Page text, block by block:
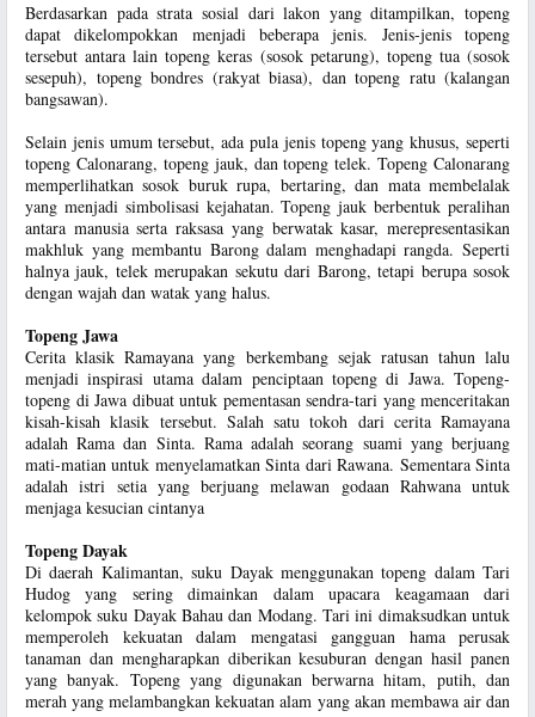
Berdasarkan pada strata sosial dari lakon yang ditampilkan, topeng
dapat dikelompokkan menjadi beberapa jenis. Jenis-jenis topeng
tersebut antara lain topeng keras (sosok petarung), topeng tua (sosok
sesepuh), topeng bondres (rakyat biasa), dan topeng ratu (kalangan
bangsawan).
Selain jenis umum tersebut, ada pula jenis topeng yang khusus, seperti
topeng Calonarang, topeng jauk, dan topeng telek. Topeng Calonarang
memperlihatkan sosok buruk rupa, bertaring, dan mata membelalak
yang menjadi simbolisasi kejahatan. Topeng jauk berbentuk peralihan
antara manusia serta raksasa yang berwatak kasar, merepresentasikan
makhluk yang membantu Barong dalam menghadapi rangda. Seperti
halnya jauk, telek merupakan sekutu dari Barong, tetapi berupa sosok
dengan wajah dan watak yang halus.
Topeng Jawa
Cerita klasik Ramayana yang berkembang sejak ratusan tahun lalu
menjadi inspirasi utama dalam penciptaan topeng di Jawa. Topeng-
topeng di Jawa dibuat untuk pementasan sendra-tari yang menceritakan
kisah-kisah klasik tersebut. Salah satu tokoh dari cerita Ramayana
adalah Rama dan Sinta. Rama adalah seorang suami yang berjuang
mati-matian untuk menyelamatkan Sinta dari Rawana. Sementara Sinta
adalah istri setia yang berjuang melawan godaan Rahwana untuk
menjaga kesucian cintanya
Topeng Dayak
Di daerah Kalimantan, suku Dayak menggunakan topeng dalam Tari
Hudog yang sering dimainkan dalam upacara keagamaan dari
kelompok suku Dayak Bahau dan Modang. Tari ini dimaksudkan untuk
memperoleh kekuatan dalam mengatasi gangguan hama perusak
tanaman dan mengharapkan diberikan kesuburan dengan hasil panen
yang banyak. Topeng yang digunakan berwarna hitam, putih, dan
merah yang melambangkan kekuatan alam yang akan membawa air dan